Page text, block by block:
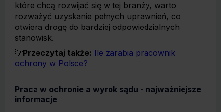
które chcą rozwijać się w tej branży, warto
rozważyć uzyskanie pełnych uprawnień, co
otwiera drogę do bardziej odpowiedzialnych
stanowisk.
💡Przeczytaj także: Ile zarabia pracownik
ochrony w Polsce?
Praca w ochronie a wyrok sądu - najważniejsze
informacje